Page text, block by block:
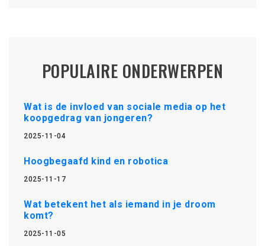
POPULAIRE ONDERWERPEN
Wat is de invloed van sociale media op het
koopgedrag van jongeren?
2025-11-04
Hoogbegaafd kind en robotica
2025-11-17
Wat betekent het als iemand in je droom
komt?
2025-11-05